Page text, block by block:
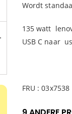
W11 PRO
Wordt
135 watt
USB C naar
FRU :